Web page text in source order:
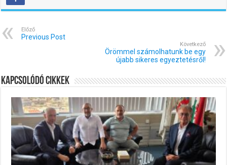
Előző
Previous Post
Következő
Örömmel számolhatunk be egy
újabb sikeres egyeztetésről!
Kapcsolódó cikkek